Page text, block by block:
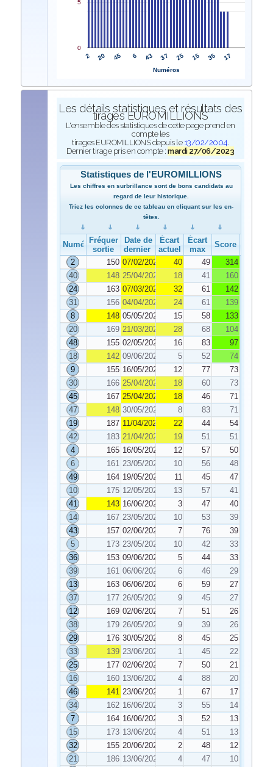
2 20 45 6 43 37 25 15 35 17
0
5
Numéros
Les détails statistiques et résultats des
tirages EUROMILLIONS
L'ensemble des statistiques de cette page prend en
compte les
tirages EUROMILLIONS depuis le 13/02/2004.
Dernier tirage pris en compte :mardi 27/06/2023
Statistiques de l'EUROMILLIONS
Les chiffres en surbrillance sont de bons candidats au
regard de leur historique.
Triez les colonnes de ce tableau en cliquant sur les en-
têtes.
NuméroFréquence de
sortie
Date de
dernier tirage
Écart
actuel
Écart
max
Score
2
150 07/02/2023 40 49
314
40
148 25/04/2023 18 41
160
24
163 07/03/2023 32 61
142
31
156 04/04/2023 24 61
139
8
148 05/05/2023 15 58
133
20
169 21/03/2023 28 68
104
48
155 02/05/2023 16 83
97
18
142 09/06/2023 5 52
74
9
155 16/05/2023 12 77
73
30
166 25/04/2023 18 60
73
45
167 25/04/2023 18 46
71
47
148 30/05/2023 8 83
71
19
187 11/04/2023 22 44
54
42
183 21/04/2023 19 51
51
4
165 16/05/2023 12 57
50
6
161 23/05/2023 10 56
48
49
164 19/05/2023 11 45
47
10
175 12/05/2023 13 57
41
41
143 16/06/2023 3 47
40
14
167 23/05/2023 10 53
39
43
157 02/06/2023 7 76
39
5
173 23/05/2023 10 42
33
36
153 09/06/2023 5 44
33
39
161 06/06/2023 6 46
29
13
163 06/06/2023 6 59
27
37
177 26/05/2023 9 45
27
12
169 02/06/2023 7 51
26
38
179 26/05/2023 9 39
26
29
176 30/05/2023 8 45
25
33
139 23/06/2023 1 45
22
25
177 02/06/2023 7 50
21
16
160 13/06/2023 4 88
20
46
141 23/06/2023 1 67
17
34
162 16/06/2023 3 55
14
7
164 16/06/2023 3 52
13
15
173 13/06/2023 4 51
13
32
155 20/06/2023 2 48
12
21
186 13/06/2023 4 47
10